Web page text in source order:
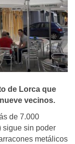
de Lorca que
vecinos.
de 7.000
sigue sin poder
metálicos